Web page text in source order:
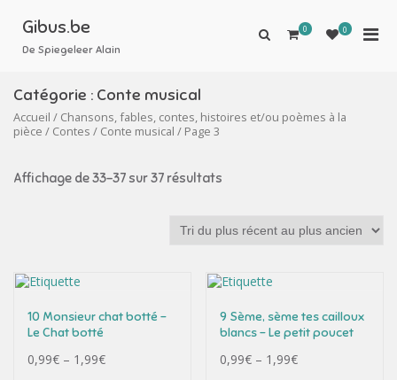
contenu
Gibus.be
De Spiegeleer Alain
Afficher0 0
Catégorie : Conte musical
Accueil / Chansons, fables, contes, histoires et/ou poèmes à la
pièce / Contes / Conte musical / Page 3
Affichage de 33–37 sur 37 résultats
10 Monsieur chat botté –
Le Chat botté
0,99€ – 1,99€
9 Sème, sème tes cailloux
blancs – Le petit poucet
0,99€ – 1,99€